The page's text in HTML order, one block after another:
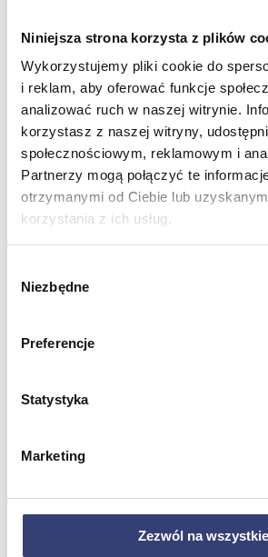
Niniejsza strona korzysta z plików
Wykorzystujemy pliki cookie do
i reklam, aby oferować funkcje
analizować ruch w naszej witrynie.
korzystasz z naszej witryny,
społecznościowym, reklamowym i
Partnerzy mogą połączyć te
otrzymanymi od Ciebie lub
korzystania z ich usług.
zgody
Niezbędne
Preferencje
Statystyka
Marketing
Zezwól na wszystkie
Spa & Wellness
Wróć
Fotele do masażu
Zdrowie i uroda
Zobacz wszystko
Dofinansowania
Zobacz wszystko
Wróć
Robot rehabilitacyjny ROBERT®
Robotyka w rehabilitacji
Dla stomatologów
Dofinansowania